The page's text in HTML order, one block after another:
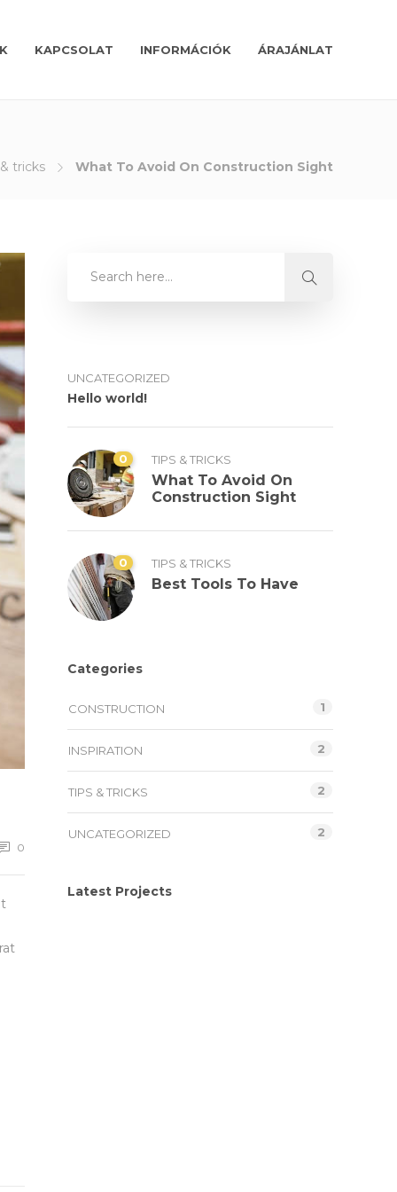
KAPCSOLAT INFORMÁCIÓK ÁRAJÁNLAT
tricks What To Avoid On Construction Sight
0
UNCATEGORIZED
Hello world!
0 TIPS & TRICKS
What To Avoid On
Construction Sight
0 TIPS & TRICKS
Best Tools To Have
Categories
CONSTRUCTION 1
INSPIRATION 2
TIPS & TRICKS 2
UNCATEGORIZED 2
Latest Projects